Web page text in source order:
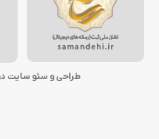
طراحی و سئو سایت